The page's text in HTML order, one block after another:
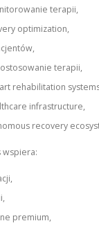
terapii,
optimization,
terapii,
rehabilitation
infrastructure,
recovery
wspiera:
premium,